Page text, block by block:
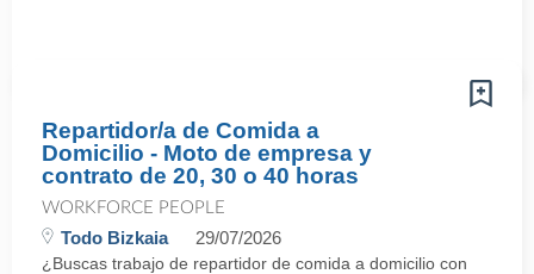
Repartidor/a de Comida a
Domicilio - Moto de empresa y
contrato de 20, 30 o 40 horas
WORKFORCE PEOPLE
Todo Bizkaia 29/07/2026
¿Buscas trabajo de repartidor de comida a domicilio con